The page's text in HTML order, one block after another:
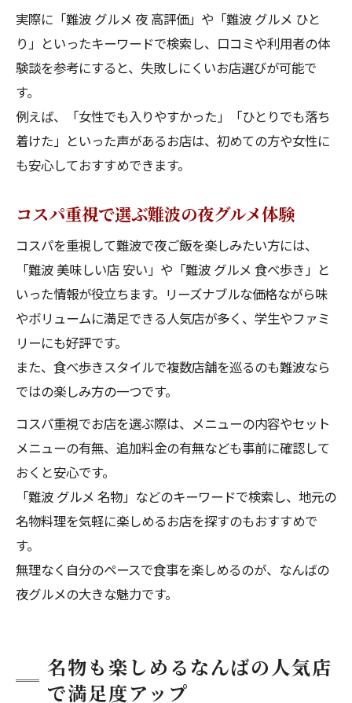
実際に「難波 グルメ 夜 高評価」や「難波 グルメ ひと
り」といったキーワードで検索し、口コミや利用者の体
験談を参考にすると、失敗しにくいお店選びが可能で
す。
例えば、「女性でも入りやすかった」「ひとりでも落ち
着けた」といった声があるお店は、初めての方や女性に
も安心しておすすめできます。
コスパ重視で選ぶ難波の夜グルメ体験
コスパを重視して難波で夜ご飯を楽しみたい方には、
「難波 美味しい店 安い」や「難波 グルメ 食べ歩き」と
いった情報が役立ちます。リーズナブルな価格ながら味
やボリュームに満足できる人気店が多く、学生やファミ
リーにも好評です。
また、食べ歩きスタイルで複数店舗を巡るのも難波なら
ではの楽しみ方の一つです。
コスパ重視でお店を選ぶ際は、メニューの内容やセット
メニューの有無、追加料金の有無なども事前に確認して
おくと安心です。
「難波 グルメ 名物」などのキーワードで検索し、地元の
名物料理を気軽に楽しめるお店を探すのもおすすめで
す。
無理なく自分のペースで食事を楽しめるのが、なんばの
夜グルメの大きな魅力です。
名物も楽しめるなんばの人気店
で満足度アップ